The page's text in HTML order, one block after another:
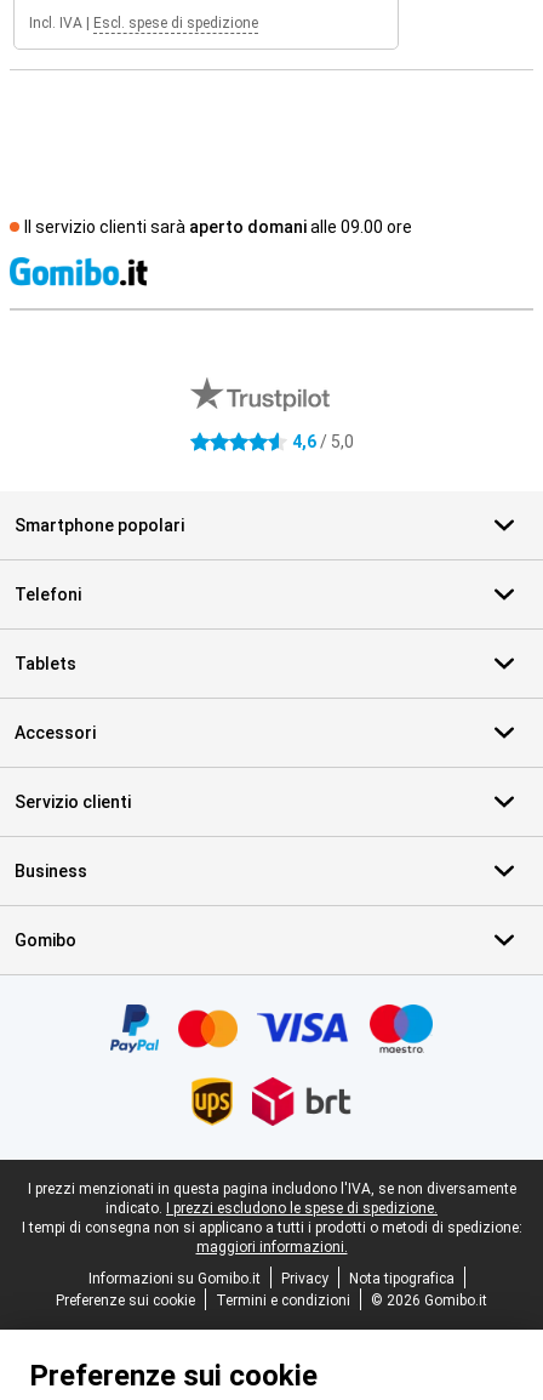
Incl. IVA Escl. spese di spedizione
Il servizio clienti sarà aperto domanialle 09.00 ore
4.6 stelle 4,6/ 5,0
Smartphone popolari
Telefoni
Tablets
Accessori
Servizio clienti
Business
Gomibo
Piè di pagina legale
I prezzi menzionati in questa pagina includono l'IVA, se non diversamente
indicato.
I prezzi escludono le spese di spedizione.
I tempi di consegna non si applicano a tutti i prodotti o metodi di spedizione:
maggiori informazioni.
Informazioni su Gomibo.it
Privacy
Nota tipografica
Preferenze sui cookie
Termini e condizioni © 2026 Gomibo.it
Preferenze sui cookie